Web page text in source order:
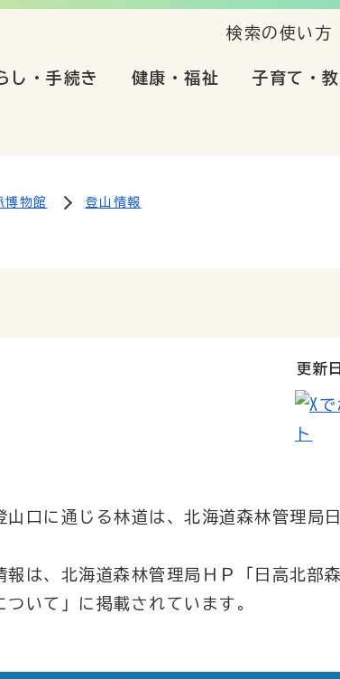
し・手続き 健康・福祉 子育て・
検索の使い方
博物館 登山情報
更新日
口に通じる林道は、北海道森林管理局
は、北海道森林管理局ＨＰ「日高北部
いて」に掲載されています。